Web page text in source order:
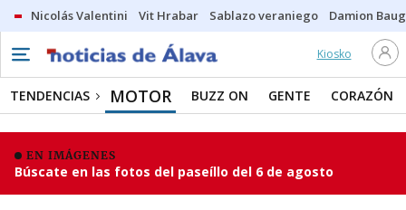
Nicolás Valentini Vit Hrabar Sablazo veraniego Damion
Kiosko
TENDENCIAS MOTOR BUZZ ON GENTE CORAZÓN
EN IMÁGENES
Búscate en las fotos del paseíllo del 6 de agosto